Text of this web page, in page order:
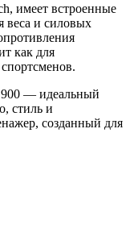
имеет встроенные
веса и силовых
как для
— идеальный
стиль и
созданный для